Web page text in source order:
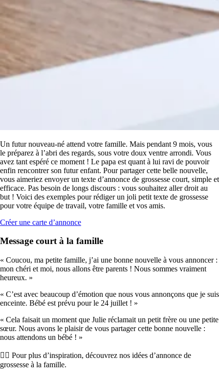
Un futur nouveau-né attend votre famille. Mais pendant 9 mois, vous
le préparez à l’abri des regards, sous votre doux ventre arrondi. Vous
avez tant espéré ce moment ! Le papa est quant à lui ravi de pouvoir
enfin rencontrer son futur enfant. Pour partager cette belle nouvelle,
vous aimeriez envoyer un texte d’annonce de grossesse court, simple et
efficace. Pas besoin de longs discours : vous souhaitez aller droit au
but ! Voici des exemples pour rédiger un joli petit texte de grossesse
pour votre équipe de travail, votre famille et vos amis.
Créer une carte d’annonce
Message court à la famille
« Coucou, ma petite famille, j’ai une bonne nouvelle à vous annoncer :
mon chéri et moi, nous allons être parents ! Nous sommes vraiment
heureux. »
« C’est avec beaucoup d’émotion que nous vous annonçons que je suis
enceinte. Bébé est prévu pour le 24 juillet ! »
« Cela faisait un moment que Julie réclamait un petit frère ou une petite
sœur. Nous avons le plaisir de vous partager cette bonne nouvelle :
nous attendons un bébé ! »
👉🏼 Pour plus d’inspiration, découvrez nos idées d’annonce de
grossesse à la famille.